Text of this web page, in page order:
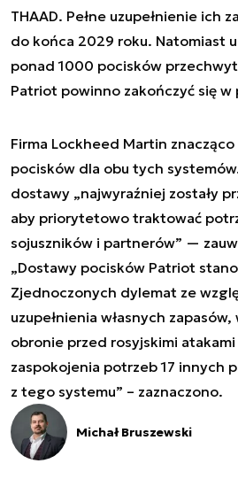
THAAD. Pełne uzupełnienie ich
do końca 2029 roku. Natomiast
ponad 1000 pocisków
Patriot powinno zakończyć się w
Firma Lockheed Martin
pocisków dla obu tych
dostawy „najwyraźniej zostały
aby priorytetowo traktować
sojuszników i partnerów” —
„Dostawy pocisków Patriot
Zjednoczonych dylemat ze
uzupełnienia własnych
obronie przed rosyjskimi
zaspokojenia potrzeb 17 innych
z tego systemu” – zaznaczono.
Michał Bruszewski